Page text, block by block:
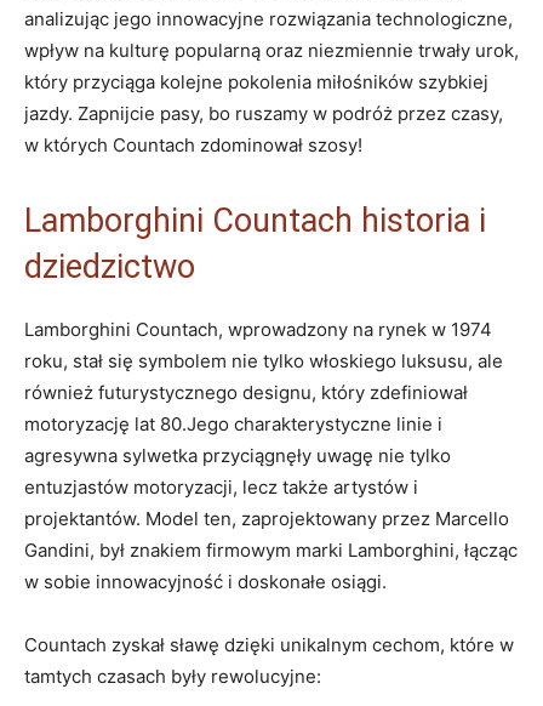
analizując jego innowacyjne rozwiązania technologiczne,
wpływ na kulturę popularną oraz niezmiennie trwały urok,
który przyciąga kolejne pokolenia miłośników szybkiej
jazdy. Zapnijcie pasy, bo ruszamy w podróż przez czasy,
w których Countach zdominował szosy!
Lamborghini Countach historia i
dziedzictwo
Lamborghini Countach, wprowadzony na rynek w 1974
roku, stał się symbolem nie tylko włoskiego luksusu, ale
również futurystycznego designu, który zdefiniował
motoryzację lat 80.Jego charakterystyczne linie i
agresywna sylwetka przyciągnęły uwagę nie tylko
entuzjastów motoryzacji, lecz także artystów i
projektantów. Model ten, zaprojektowany przez Marcello
Gandini, był znakiem firmowym marki Lamborghini, łącząc
w sobie innowacyjność i doskonałe osiągi.
Countach zyskał sławę dzięki unikalnym cechom, które w
tamtych czasach były rewolucyjne: